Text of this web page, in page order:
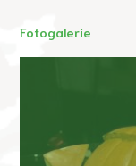
Fotogalerie